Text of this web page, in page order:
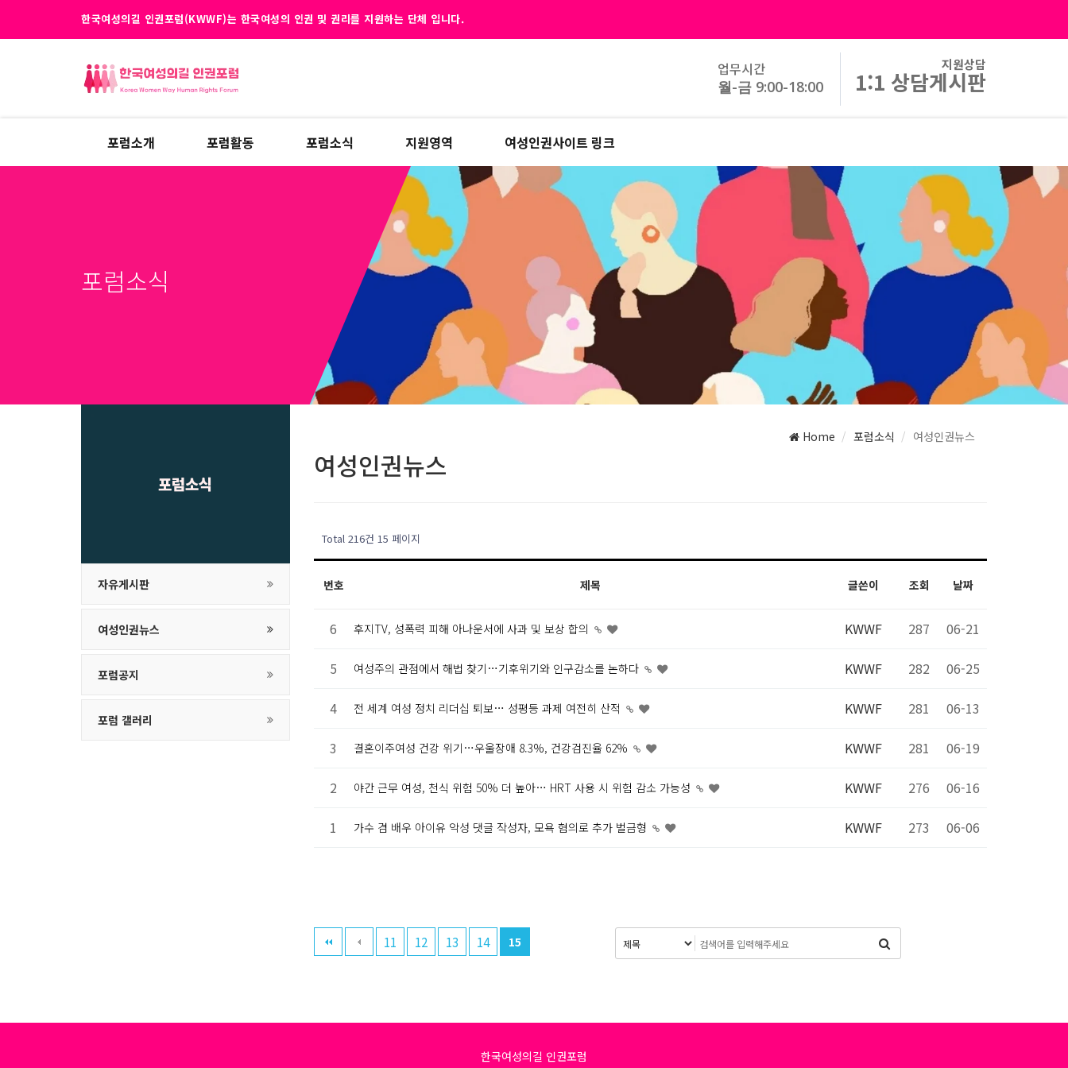
한국여성의길 인권포럼(KWWF)는 한국여성의 인권 및 권리를 지원하는 단체 입니다.
업무시간
월-금 9:00-18:00
지원상담
1:1 상담게시판
포럼소개 포럼활동 포럼소식 지원영역 여성인권사이트 링크
포럼소식
포럼소식
자유게시판
여성인권뉴스
포럼공지
포럼 갤러리
Home 포럼소식 여성인권뉴스
여성인권뉴스
Total 216건 15 페이지
번호 제목 글쓴이 조회 날짜
6 후지TV, 성폭력 피해 아나운서에 사과 및 보상 합의 KWWF 287 06-21
5 여성주의 관점에서 해법 찾기…기후위기와 인구감소를 논하다 KWWF 282 06-25
4 전 세계 여성 정치 리더십 퇴보… 성평등 과제 여전히 산적 KWWF 281 06-13
3 결혼이주여성 건강 위기…우울장애 8.3%, 건강검진율 62% KWWF 281 06-19
2 야간 근무 여성, 천식 위험 50% 더 높아… HRT 사용 시 위험 감소 가능성 KWWF 276 06-16
1 가수 겸 배우 아이유 악성 댓글 작성자, 모욕 혐의로 추가 벌금형 KWWF 273 06-06
11 12 13 14 15
한국여성의길 인권포럼